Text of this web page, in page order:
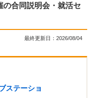
の合同説明会・就活セ
最終更新日：2026/08/04
ステーショ